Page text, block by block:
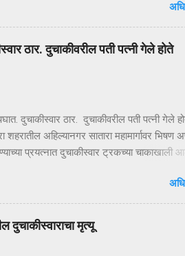
नाकाबंदी’मुळे चित्र पालटलं—आणि युवकाची
खळबळ दुपारचा नेहमीसारखा
थांबते… काही क्षणांची झटापट… आणि युवकाला
जातं. हा प्रकार इतक्या झपाट्याने घडला की
कुटुंबीयांनी पोलिसांशी संपर्क साधला.
सतर्कतेचे सायरन वाजू लागले. ‘ऑपरेशन
ठार. दुचाकीवरील पती पत्नी गेले होते
दुचाकीस्वार ठार. दुचाकीवरील पती पत्नी गेले
अहिल्यानगर सातारा महामार्गावर भिषण
प्रयत्नात दुचाकीस्वार ट्रकच्या चाकाखाली
ते मृत पावले होते. अपघातात दुचाकीस्वार
मुक्कामी वाई एम.आय.डी.सी. असे नाव आहे. आज
सातारा महामार्गावर मोरगाव किंवा बारामती दिशेने
हॉंडा शाईन क्रमांक एम.एच. ११- सी.झेड
साखरे व मागे बसलेली महिला लता साखरे
दुचाकीस्वाराचा मृत्यू